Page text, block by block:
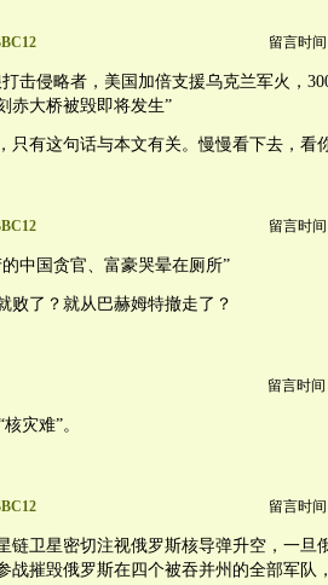
留言时间
击侵略者，美国加倍支援乌克兰军火，
赤大桥被毁即将发生”
只有这句话与本文有关。慢慢看下去，看
留言时间
中国贪官、富豪哭晕在厕所”
败了？就从巴赫姆特撤走了？
留言时间
灾难”。
留言时间
星链卫星密切注视俄罗斯核导弹升空，一旦
战摧毁俄罗斯在四个被吞并州的全部军队